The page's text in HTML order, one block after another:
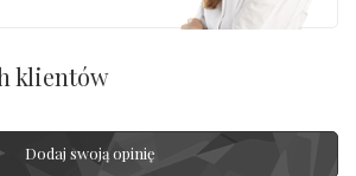
klientów
Dodaj swoją opinię